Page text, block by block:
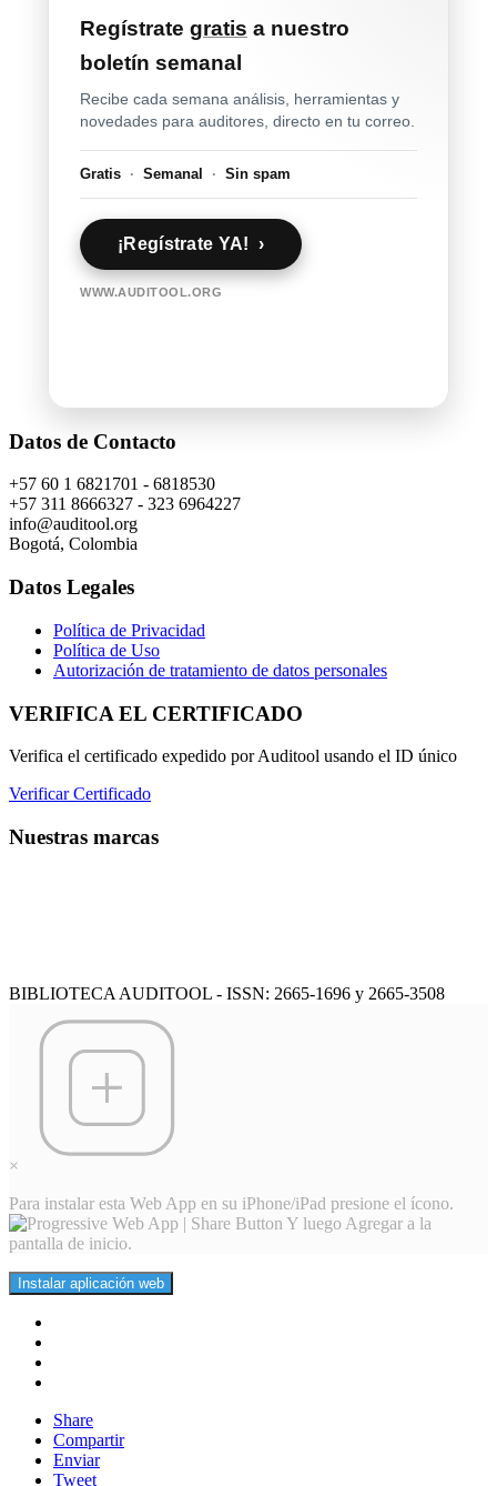
Regístrate gratis a nuestro
boletín semanal
Recibe cada semana análisis, herramientas y
novedades para auditores, directo en tu correo.
Gratis · Semanal · Sin spam
¡Regístrate YA! ›
WWW.AUDITOOL.ORG
Datos de Contacto
+57 60 1 6821701 - 6818530
+57 311 8666327 - 323 6964227
info@auditool.org
Bogotá, Colombia
Datos Legales
Política de Privacidad
Política de Uso
Autorización de tratamiento de datos personales
VERIFICA EL CERTIFICADO
Verifica el certificado expedido por Auditool usando el ID único
Verificar Certificado
Nuestras marcas
BIBLIOTECA AUDITOOL - ISSN: 2665-1696 y 2665-3508
×
Para instalar esta Web App en su iPhone/iPad presione el ícono.
Y luego Agregar a la
pantalla de inicio.
Instalar aplicación web
Share
Compartir
Enviar
Tweet